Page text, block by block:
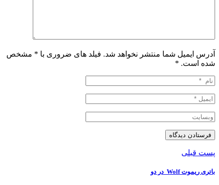
آدرس ایمیل شما منتشر نخواهد شد. فیلد های ضروری با * مشخص
شده است. *
پست قبلی
باتری ریموت Wolf ️ در دو